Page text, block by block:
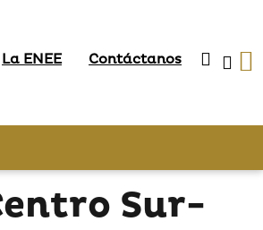
La ENEE Contáctanos
Sur-